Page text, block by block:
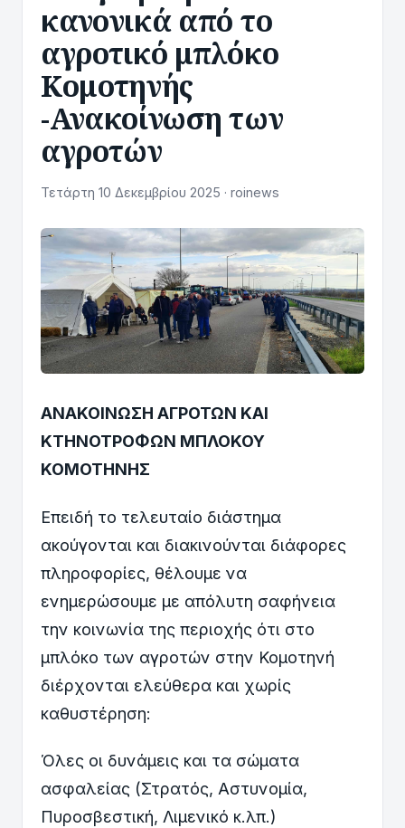
κανονικά από το
αγροτικό μπλόκο
Κομοτηνής
-Ανακοίνωση των
αγροτών
Τετάρτη 10 Δεκεμβρίου 2025 · roinews
ΑΝΑΚΟΙΝΩΣΗ ΑΓΡΟΤΩΝ ΚΑΙ
ΚΤΗΝΟΤΡΟΦΩΝ ΜΠΛΟΚΟΥ
ΚΟΜΟΤΗΝΗΣ
Επειδή το τελευταίο διάστημα
ακούγονται και διακινούνται διάφορες
πληροφορίες, θέλουμε να
ενημερώσουμε με απόλυτη σαφήνεια
την κοινωνία της περιοχής ότι στο
μπλόκο των αγροτών στην Κομοτηνή
διέρχονται ελεύθερα και χωρίς
καθυστέρηση:
Όλες οι δυνάμεις και τα σώματα
ασφαλείας (Στρατός, Αστυνομία,
Πυροσβεστική, Λιμενικό κ.λπ.)